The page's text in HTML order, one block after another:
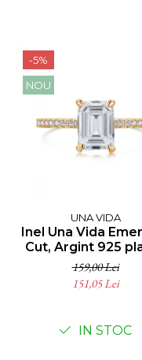
-5%
NOU
UNA VIDA
Inel Una Vida
Cut, Argint 925
cu aur
159,00 Lei
151,05 Lei
IN STOC